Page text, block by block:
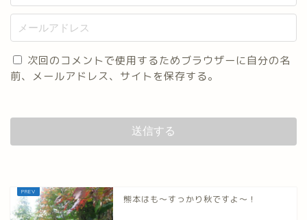
次回のコメントで使用するためブラウザーに自分の名
前、メールアドレス、サイトを保存する。
熊本はも～すっかり秋ですよ～！